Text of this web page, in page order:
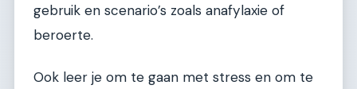
gebruik en scenario’s zoals anafylaxie of
beroerte.
Ook leer je om te gaan met stress en om te